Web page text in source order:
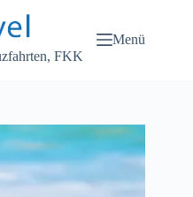
FKK
Menü